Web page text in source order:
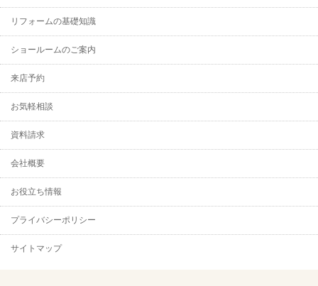
リフォームの基礎知識
ショールームのご案内
来店予約
お気軽相談
資料請求
会社概要
お役立ち情報
プライバシーポリシー
サイトマップ